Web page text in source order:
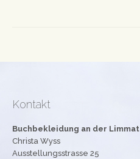
Kontakt
Buchbekleidung an der Limmat
Christa Wyss
Ausstellungsstrasse 25